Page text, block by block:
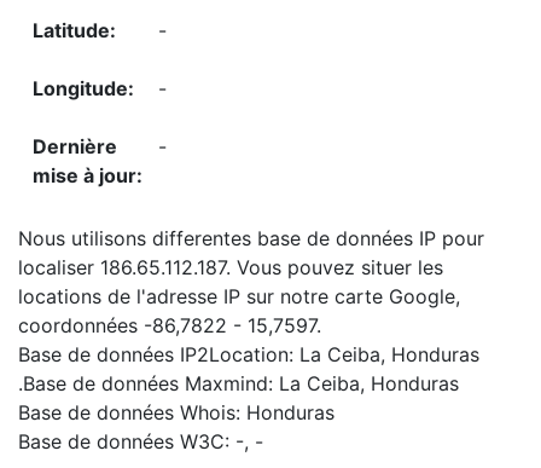
-
-
-
Nous utilisons differentes base de données IP pour
localiser 186.65.112.187. Vous pouvez situer les
locations de l'adresse IP sur notre carte Google,
coordonnées -86,7822 - 15,7597.
Base de données IP2Location: La Ceiba, Honduras
.Base de données Maxmind: La Ceiba, Honduras
Base de données Whois: Honduras
Base de données W3C: -, -